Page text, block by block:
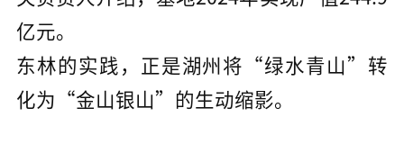
亿元。
东林的实践，正是湖州将“绿水青山”转
化为“金山银山”的生动缩影。